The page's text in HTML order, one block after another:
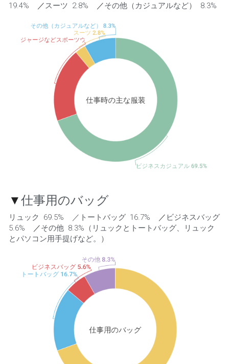
19.4%
／スーツ  2.8% ／その他（カジュアルなど）  8.3%
▼仕事用のバッグ
リュック  69.5%    ／トートバッグ  16.7% ／ ビジネスバッグ
5.6%
／その他  8.3%（リュックとトートバッグ、リュック
とパソコン用手提げなど。）